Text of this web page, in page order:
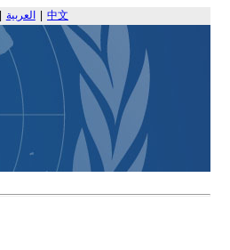
العربية 中文